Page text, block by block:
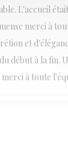
L'accueil
merci à
et
début à la
à toute